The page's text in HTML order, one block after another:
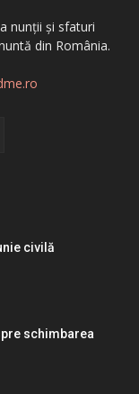
nunții și sfaturi
din România.
civilă
schimbarea